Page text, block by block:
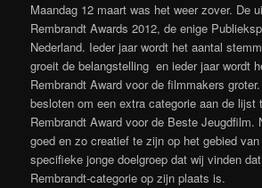
Maandag 12 maart was het weer zover. De
Rembrandt Awards 2012, de enige
Nederland. Ieder jaar wordt het aantal
groeit de belangstelling en ieder jaar wordt
Rembrandt Award voor de filmmakers
besloten om een extra categorie aan de lijst
Rembrandt Award voor de Beste Jeugdfilm.
goed en zo creatief te zijn op het gebied
specifieke jonge doelgroep dat wij vinden
Rembrandt-categorie op zijn plaats is.